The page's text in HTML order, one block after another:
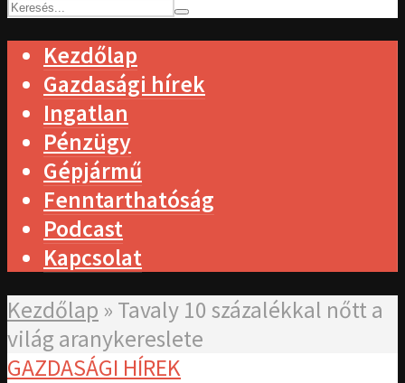
Kezdőlap
Gazdasági hírek
Ingatlan
Pénzügy
Gépjármű
Fenntarthatóság
Podcast
Kapcsolat
Kezdőlap » Tavaly 10 százalékkal nőtt a
világ aranykereslete
GAZDASÁGI HÍREK